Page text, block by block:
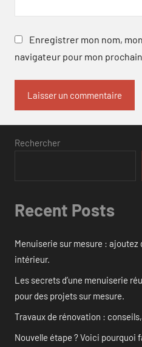
Enregistrer mon nom,
navigateur pour mon
Rechercher
Recent Posts
Menuiserie sur mesure :
intérieur.
Les secrets d’une menuiserie
pour des projets sur mesure.
Travaux de rénovation :
Nouvelle étape ? Voici pourquoi